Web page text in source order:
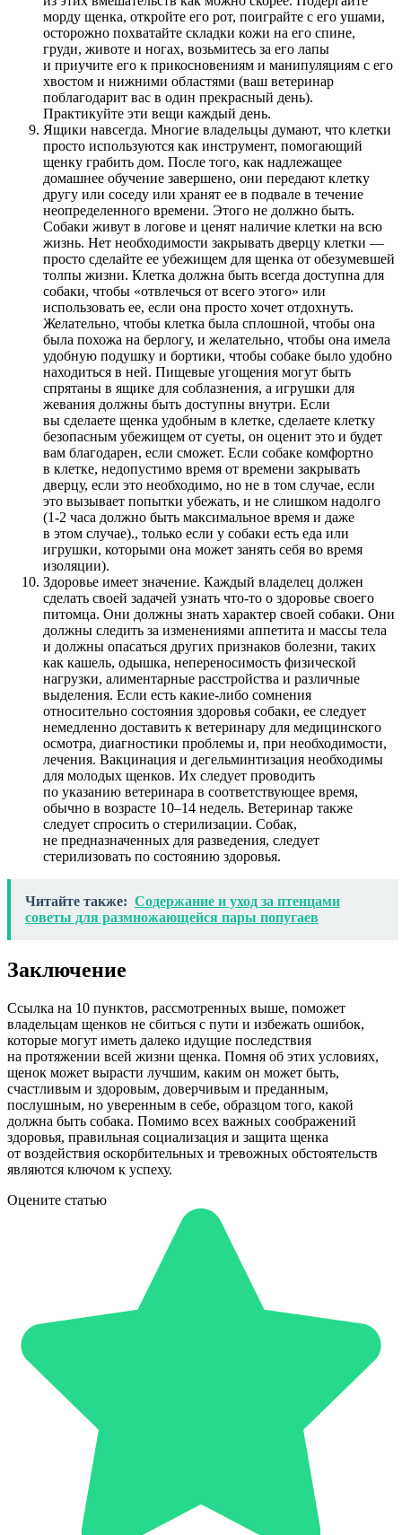
морду щенка, откройте его рот, поиграйте с его ушами,
осторожно похватайте складки кожи на его спине,
груди, животе и ногах, возьмитесь за его лапы
и приучите его к прикосновениям и манипуляциям с его
хвостом и нижними областями (ваш ветеринар
поблагодарит вас в один прекрасный день).
Практикуйте эти вещи каждый день.
Ящики навсегда. Многие владельцы думают, что клетки
просто используются как инструмент, помогающий
щенку грабить дом. После того, как надлежащее
домашнее обучение завершено, они передают клетку
другу или соседу или хранят ее в подвале в течение
неопределенного времени. Этого не должно быть.
Собаки живут в логове и ценят наличие клетки на всю
жизнь. Нет необходимости закрывать дверцу клетки —
просто сделайте ее убежищем для щенка от обезумевшей
толпы жизни. Клетка должна быть всегда доступна для
собаки, чтобы «отвлечься от всего этого» или
использовать ее, если она просто хочет отдохнуть.
Желательно, чтобы клетка была сплошной, чтобы она
была похожа на берлогу, и желательно, чтобы она имела
удобную подушку и бортики, чтобы собаке было удобно
находиться в ней. Пищевые угощения могут быть
спрятаны в ящике для соблазнения, а игрушки для
жевания должны быть доступны внутри. Если
вы сделаете щенка удобным в клетке, сделаете клетку
безопасным убежищем от суеты, он оценит это и будет
вам благодарен, если сможет. Если собаке комфортно
в клетке, недопустимо время от времени закрывать
дверцу, если это необходимо, но не в том случае, если
это вызывает попытки убежать, и не слишком надолго
(1-2 часа должно быть максимальное время и даже
в этом случае)., только если у собаки есть еда или
игрушки, которыми она может занять себя во время
изоляции).
Здоровье имеет значение. Каждый владелец должен
сделать своей задачей узнать что-то о здоровье своего
питомца. Они должны знать характер своей собаки. Они
должны следить за изменениями аппетита и массы тела
и должны опасаться других признаков болезни, таких
как кашель, одышка, непереносимость физической
нагрузки, алиментарные расстройства и различные
выделения. Если есть какие-либо сомнения
относительно состояния здоровья собаки, ее следует
немедленно доставить к ветеринару для медицинского
осмотра, диагностики проблемы и, при необходимости,
лечения. Вакцинация и дегельминтизация необходимы
для молодых щенков. Их следует проводить
по указанию ветеринара в соответствующее время,
обычно в возрасте 10–14 недель. Ветеринар также
следует спросить о стерилизации. Собак,
не предназначенных для разведения, следует
стерилизовать по состоянию здоровья.
Читайте также: Содержание и уход за птенцами
советы для размножающейся пары попугаев
Заключение
Ссылка на 10 пунктов, рассмотренных выше, поможет
владельцам щенков не сбиться с пути и избежать ошибок,
которые могут иметь далеко идущие последствия
на протяжении всей жизни щенка. Помня об этих условиях,
щенок может вырасти лучшим, каким он может быть,
счастливым и здоровым, доверчивым и преданным,
послушным, но уверенным в себе, образцом того, какой
должна быть собака. Помимо всех важных соображений
здоровья, правильная социализация и защита щенка
от воздействия оскорбительных и тревожных обстоятельств
являются ключом к успеху.
Оцените статью